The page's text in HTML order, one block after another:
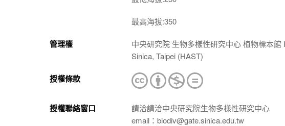
最高海拔:350
管理權
中央研究院 生物多樣性研究中心 植物標本
Sinica, Taipei (HAST)
授權條款
授權聯絡窗口
請洽請洽中央研究院生物多樣性研究中心
email：biodiv@gate.sinica.edu.tw